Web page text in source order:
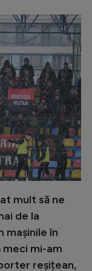
mult să ne
de la
mașinile în
mi-am
reșițean,